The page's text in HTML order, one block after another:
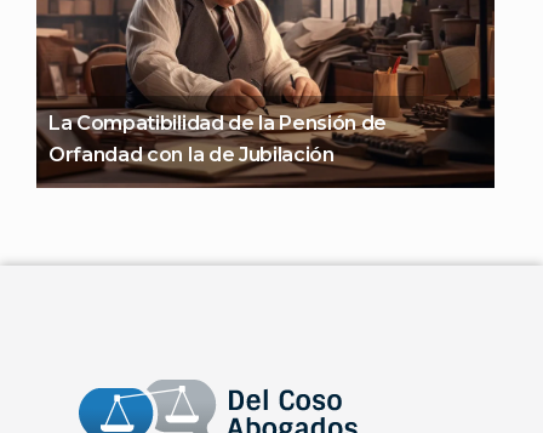
La Compatibilidad de la Pensión de
Orfandad con la de Jubilación